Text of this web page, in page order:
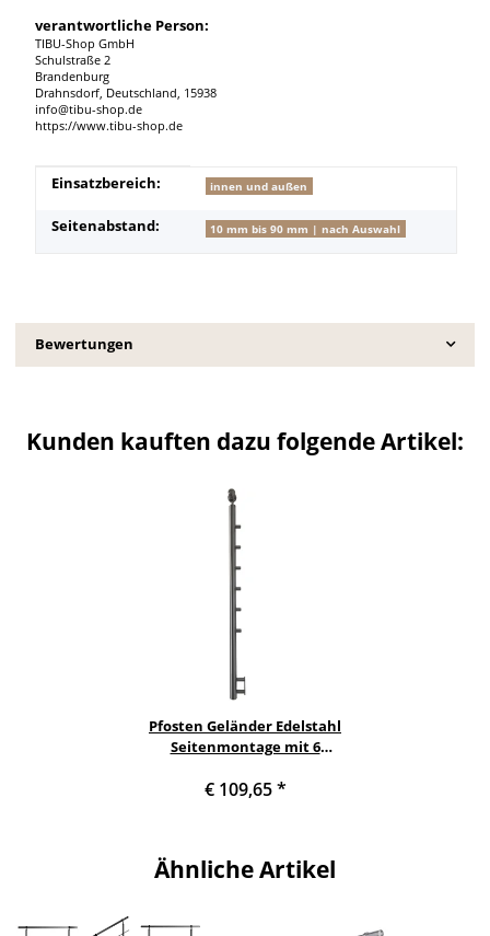
verantwortliche Person:
TIBU-Shop GmbH
Schulstraße 2
Brandenburg
Drahnsdorf, Deutschland, 15938
info@tibu-shop.de
https://www.tibu-shop.de
Produkteigenschaft
Wert
Einsatzbereich: innen und außen
Seitenabstand: 10 mm bis 90 mm | nach Auswahl
Bewertungen
Kunden kauften dazu folgende Artikel:
Pfosten Geländer Edelstahl
Seitenmontage mit 6
Seitenabstand 10 mm
€ 109,65*
Ähnliche Artikel